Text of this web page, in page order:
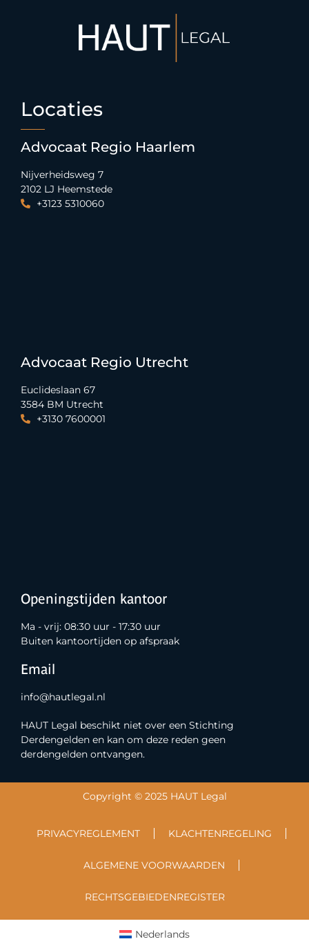
Locaties
Advocaat Regio Haarlem
Nijverheidsweg 7
2102 LJ Heemstede
+3123 5310060
Advocaat Regio Utrecht
Euclideslaan 67
3584 BM Utrecht
+3130 7600001
Openingstijden kantoor
Ma - vrij: 08:30 uur - 17:30 uur
Buiten kantoortijden op afspraak
Email
info@hautlegal.nl
HAUT Legal beschikt niet over een Stichting
Derdengelden en kan om deze reden geen
derdengelden ontvangen.
Copyright © 2025 HAUT Legal
PRIVACYREGLEMENT KLACHTENREGELING
ALGEMENE VOORWAARDEN
RECHTSGEBIEDENREGISTER
Nederlands